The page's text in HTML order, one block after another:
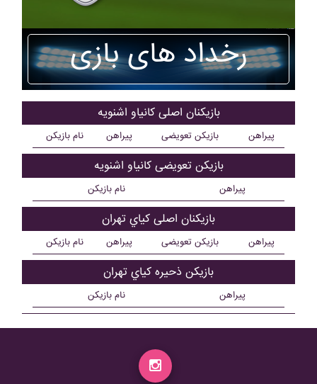
رخداد های بازی
بازیکنان اصلی کانياو اشنويه
نام بازیکن پیراهن بازیکن تعویضی پیراهن
بازیکن تعویضی کانياو اشنويه
نام بازیکن پیراهن
بازیکنان اصلی کياي تهران
نام بازیکن پیراهن بازیکن تعویضی پیراهن
بازیکن ذحیره کياي تهران
نام بازیکن پیراهن